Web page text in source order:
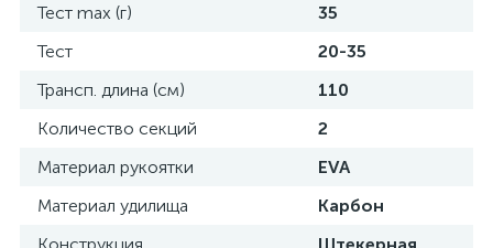
Тест max (г)
35
Тест
20-35
Трансп. длина (см)
110
Количество секций
2
Материал рукоятки
EVA
Материал удилища
Карбон